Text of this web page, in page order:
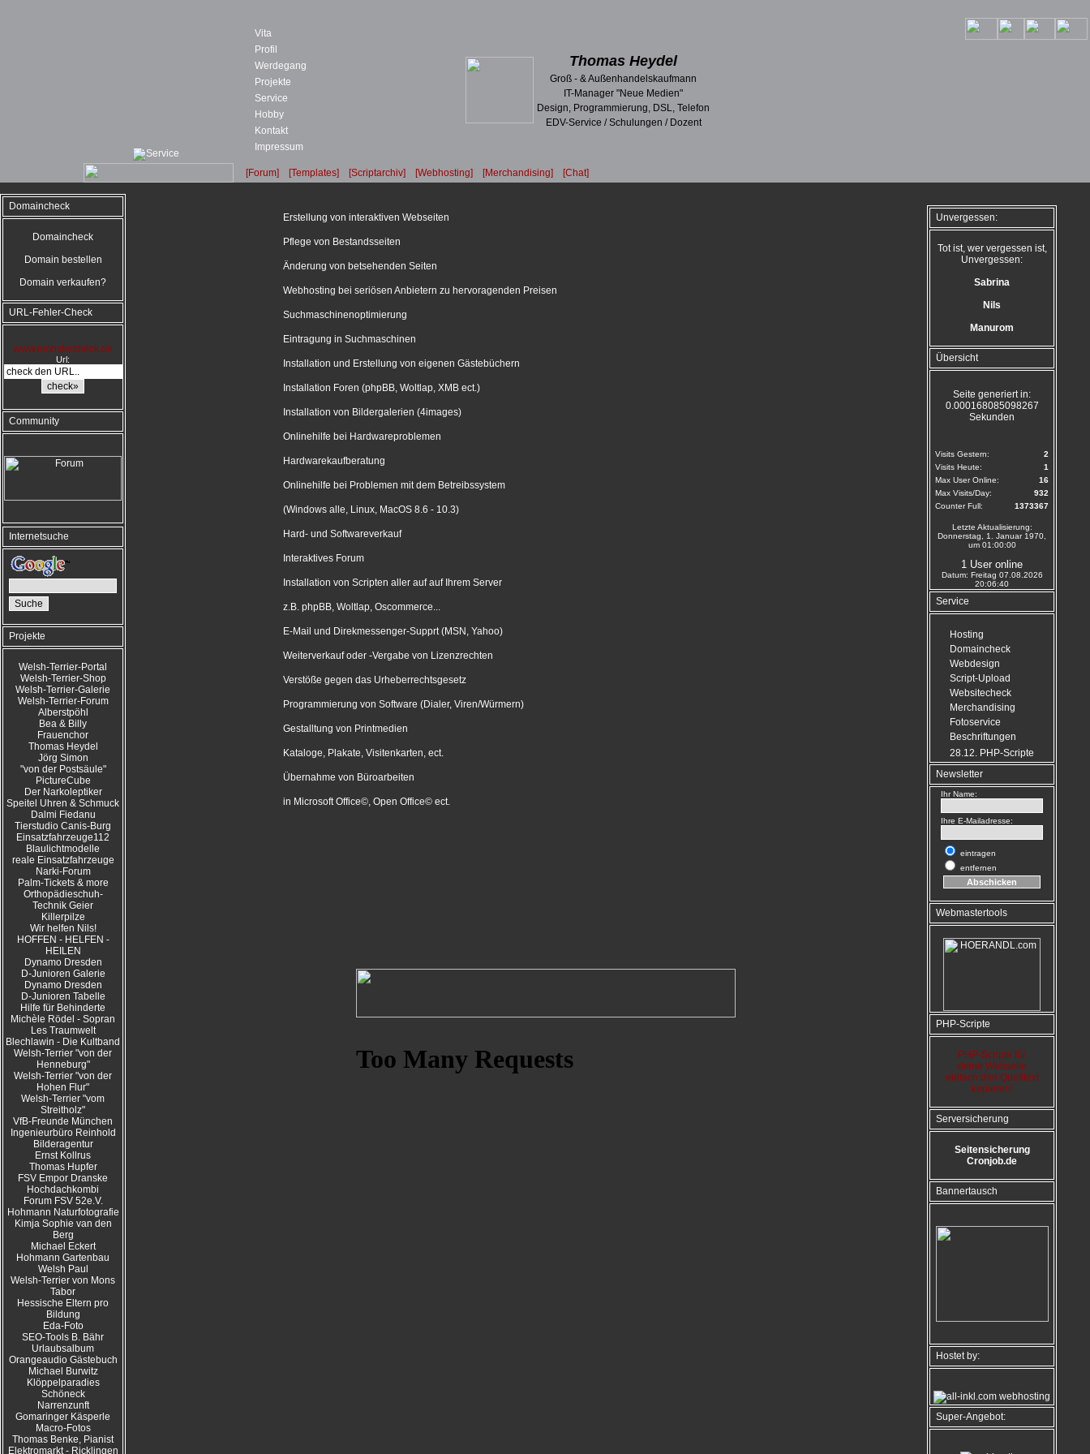
Vita
Profil
Werdegang
Projekte
Service
Hobby
Kontakt
Impressum
Thomas Heydel
Groß - & Außenhandelskaufmann
IT-Manager "Neue Medien"
Design, Programmierung, DSL, Telefon
EDV-Service / Schulungen / Dozent
[Forum] [Templates] [Scriptarchiv] [Webhosting] [Merchandising] [Chat]
Domaincheck
Domaincheck
Domain bestellen
Domain verkaufen?
URL-Fehler-Check
www.monstercheck.de
Url:
Community
Internetsuche
Projekte
Welsh-Terrier-Portal
Welsh-Terrier-Shop
Welsh-Terrier-Galerie
Welsh-Terrier-Forum
Alberstpöhl
Bea & Billy
Frauenchor
Thomas Heydel
Jörg Simon
"von der Postsäule"
PictureCube
Der Narkoleptiker
Speitel Uhren & Schmuck
Dalmi Fiedanu
Tierstudio Canis-Burg
Einsatzfahrzeuge112
Blaulichtmodelle
reale Einsatzfahrzeuge
Narki-Forum
Palm-Tickets & more
Orthopädieschuh-
Technik Geier
Killerpilze
Wir helfen Nils!
HOFFEN - HELFEN -
HEILEN
Dynamo Dresden
D-Junioren Galerie
Dynamo Dresden
D-Junioren Tabelle
Hilfe für Behinderte
Michèle Rödel - Sopran
Les Traumwelt
Blechlawin - Die Kultband
Welsh-Terrier "von der
Henneburg"
Welsh-Terrier "von der
Hohen Flur"
Welsh-Terrier "vom
Streitholz"
VfB-Freunde München
Ingenieurbüro Reinhold
Bilderagentur
Ernst Kollrus
Thomas Hupfer
FSV Empor Dranske
Hochdachkombi
Forum FSV 52e.V.
Hohmann Naturfotografie
Kimja Sophie van den
Berg
Michael Eckert
Hohmann Gartenbau
Welsh Paul
Welsh-Terrier von Mons
Tabor
Hessische Eltern pro
Bildung
Eda-Foto
SEO-Tools B. Bähr
Urlaubsalbum
Orangeaudio Gästebuch
Michael Burwitz
Klöppelparadies
Schöneck
Narrenzunft
Gomaringer Käsperle
Macro-Fotos
Thomas Benke, Pianist
Elektromarkt - Ricklingen
Erstellung von interaktiven Webseiten
Pflege von Bestandsseiten
Änderung von betsehenden Seiten
Webhosting bei seriösen Anbietern zu hervoragenden Preisen
Suchmaschinenoptimierung
Eintragung in Suchmaschinen
Installation und Erstellung von eigenen Gästebüchern
Installation Foren (phpBB, Woltlap, XMB ect.)
Installation von Bildergalerien (4images)
Onlinehilfe bei Hardwareproblemen
Hardwarekaufberatung
Onlinehilfe bei Problemen mit dem Betreibssystem
(Windows alle, Linux, MacOS 8.6 - 10.3)
Hard- und Softwareverkauf
Interaktives Forum
Installation von Scripten aller auf auf Ihrem Server
z.B. phpBB, Woltlap, Oscommerce...
E-Mail und Direkmessenger-Supprt (MSN, Yahoo)
Weiterverkauf oder -Vergabe von Lizenzrechten
Verstöße gegen das Urheberrechtsgesetz
Programmierung von Software (Dialer, Viren/Würmern)
Gestalltung von Printmedien
Kataloge, Plakate, Visitenkarten, ect.
Übernahme von Büroarbeiten
in Microsoft Office©, Open Office© ect.
Unvergessen:
Tot ist, wer vergessen ist,
Unvergessen:
Sabrina
Nils
Manurom
Übersicht
Seite generiert in:
0.000168085098267
Sekunden
Visits Gestern:
2
Visits Heute:
1
Max User Online:
16
Max Visits/Day:
932
Counter Full:
1373367
Letzte Aktualisierung:
Donnerstag, 1. Januar 1970,
um 01:00:00
1 User online
Datum: Freitag 07.08.2026
20:06:40
Service
Hosting
Domaincheck
Webdesign
Script-Upload
Websitecheck
Merchandising
Fotoservice
Beschriftungen
28.12. PHP-Scripte
Newsletter
Ihr Name:
Ihre E-Mailadresse:
eintragen
entfernen
Webmastertools
PHP-Scripte
PHP-Scripte für
deine Webseite
einfach den Quelltext
kopieren!
Serversicherung
Seitensicherung
Cronjob.de
Bannertausch
Hostet by:
Super-Angebot: